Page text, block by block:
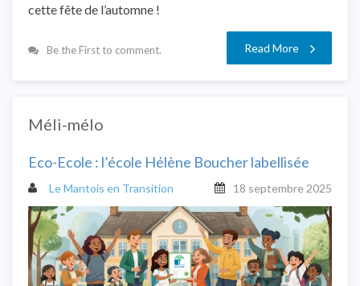
cette fête de l’automne !
Be the First to comment. Read More
Méli-mélo
Eco-Ecole : l’école Hélène Boucher labellisée
Le Mantois en Transition 18 septembre 2025